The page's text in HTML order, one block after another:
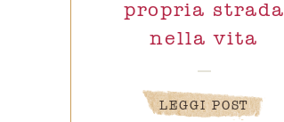
propria strada
nella vita
LEGGI POST